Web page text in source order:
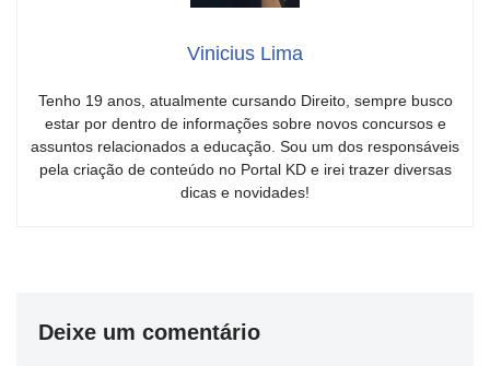
Vinicius Lima
Tenho 19 anos, atualmente cursando Direito, sempre busco
estar por dentro de informações sobre novos concursos e
assuntos relacionados a educação. Sou um dos responsáveis
pela criação de conteúdo no Portal KD e irei trazer diversas
dicas e novidades!
Deixe um comentário